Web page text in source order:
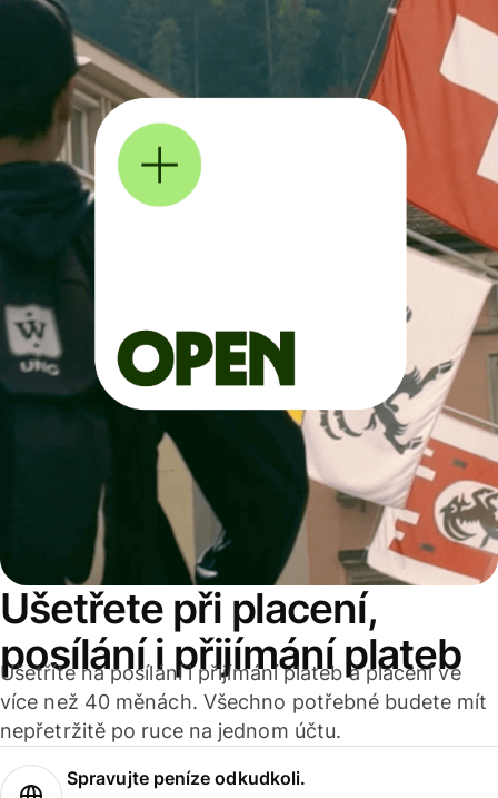
Ušetřete při placení,
posílání i přijímání plateb
Ušetříte na posílání i přijímání plateb a placení ve
více než 40 měnách. Všechno potřebné budete mít
nepřetržitě po ruce na jednom účtu.
Spravujte peníze odkudkoli.